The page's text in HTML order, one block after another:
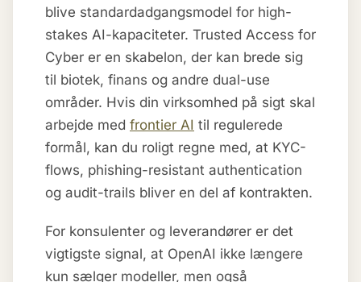
blive standardadgangsmodel for high-
stakes AI-kapaciteter. Trusted Access for
Cyber er en skabelon, der kan brede sig
til biotek, finans og andre dual-use
områder. Hvis din virksomhed på sigt skal
arbejde med frontier AI til regulerede
formål, kan du roligt regne med, at KYC-
flows, phishing-resistant authentication
og audit-trails bliver en del af kontrakten.
For konsulenter og leverandører er det
vigtigste signal, at OpenAI ikke længere
kun sælger modeller, men også